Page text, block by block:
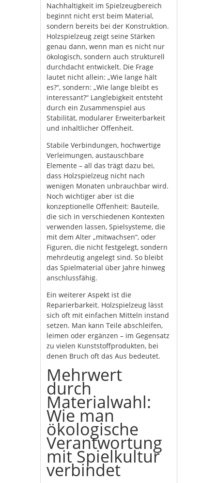
Nachhaltigkeit im Spielzeugbereich
beginnt nicht erst beim Material,
sondern bereits bei der Konstruktion.
Holzspielzeug zeigt seine Stärken
genau dann, wenn man es nicht nur
ökologisch, sondern auch strukturell
durchdacht entwickelt. Die Frage
lautet nicht allein: „Wie lange hält
es?“, sondern: „Wie lange bleibt es
interessant?“ Langlebigkeit entsteht
durch ein Zusammenspiel aus
Stabilität, modularer Erweiterbarkeit
und inhaltlicher Offenheit.
Stabile Verbindungen, hochwertige
Verleimungen, austauschbare
Elemente – all das trägt dazu bei,
dass Holzspielzeug nicht nach
wenigen Monaten unbrauchbar wird.
Noch wichtiger aber ist die
konzeptionelle Offenheit: Bauteile,
die sich in verschiedenen Kontexten
verwenden lassen, Spielsysteme, die
mit dem Alter „mitwachsen“, oder
Figuren, die nicht festgelegt, sondern
mehrdeutig angelegt sind. So bleibt
das Spielmaterial über Jahre hinweg
anschlussfähig.
Ein weiterer Aspekt ist die
Reparierbarkeit. Holzspielzeug lässt
sich oft mit einfachen Mitteln instand
setzen. Man kann Teile abschleifen,
leimen oder ergänzen – im Gegensatz
zu vielen Kunststoffprodukten, bei
denen Bruch oft das Aus bedeutet.
Mehrwert
durch
Materialwahl:
Wie man
ökologische
Verantwortung
mit Spielkultur
verbindet